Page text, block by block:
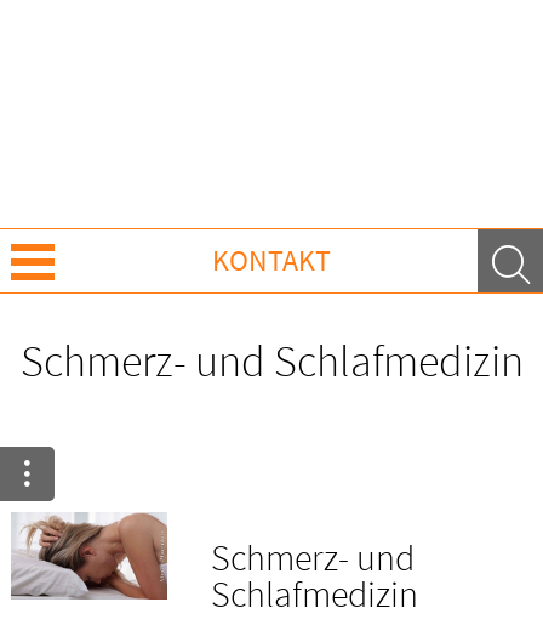
KONTAKT
Ratgeber
Krankheiten & Therapie
GESUND IM ALTER
Schmerz- und Schlafmedizin
Schmerz- und
Schlafmedizin